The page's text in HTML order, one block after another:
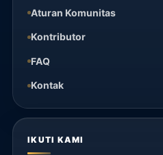
Aturan Komunitas
Kontributor
FAQ
Kontak
IKUTI KAMI